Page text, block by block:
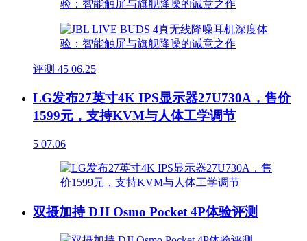
评测 45 06.25
LG发布27英寸4K IPS显示器27U730A，售价
1599元，支持KVM与人体工学调节
5 07.06
双摄加持 DJI Osmo Pocket 4P体验评测